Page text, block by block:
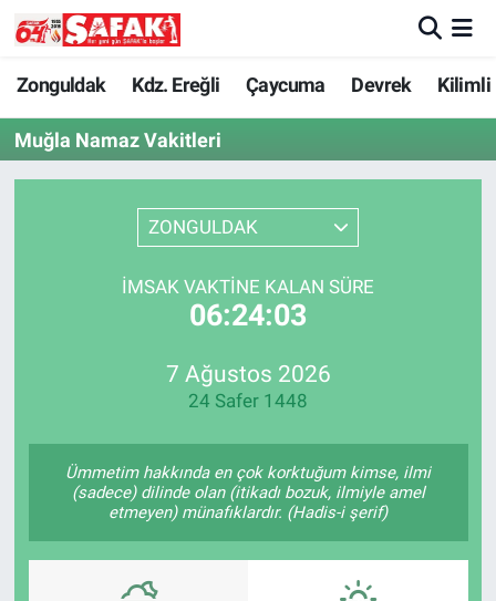
Zonguldak Kdz. Ereğli Çaycuma Devrek Kilimli
Muğla Namaz Vakitleri
ZONGULDAK
İMSAK VAKTINE KALAN SÜRE
06:24:03
7 Ağustos 2026
24 Safer 1448
Ümmetim hakkında en çok korktuğum kimse, ilmi
(sadece) dilinde olan (itikadı bozuk, ilmiyle amel
etmeyen) münafıklardır. (Hadis-i şerif)
Zonguldak
Kdz. Ereğli
Resmi İlan
Zonguldak Nöbetçi Eczaneler
Zonguldak Hava Durumu
Zonguldak Trafik Yoğunluk Haritası
Süper Lig Puan Durumu ve Fikstür
Tüm Manşetler
Haber Arşivi